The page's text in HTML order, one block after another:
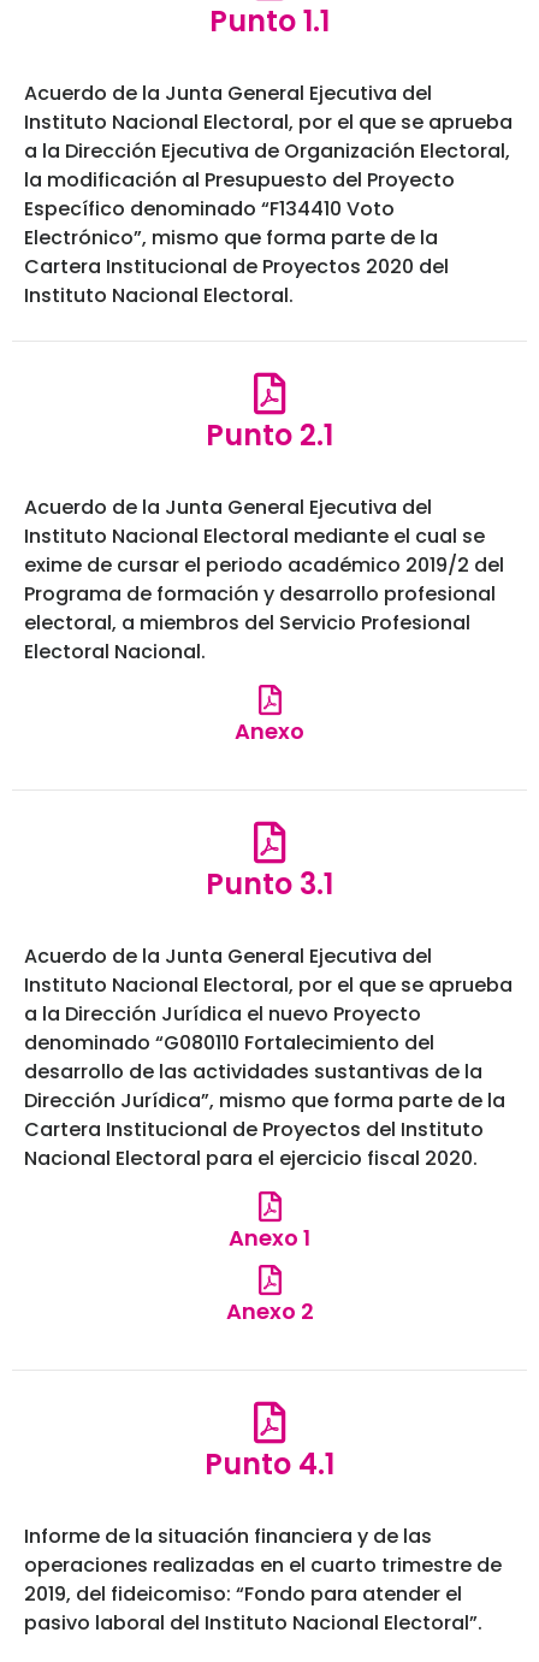
Punto 1.1
Acuerdo de la Junta General Ejecutiva del
Instituto Nacional Electoral, por el que se aprueba
a la Dirección Ejecutiva de Organización Electoral,
la modificación al Presupuesto del Proyecto
Específico denominado “F134410 Voto
Electrónico”, mismo que forma parte de la
Cartera Institucional de Proyectos 2020 del
Instituto Nacional Electoral.
Punto 2.1
Acuerdo de la Junta General Ejecutiva del
Instituto Nacional Electoral mediante el cual se
exime de cursar el periodo académico 2019/2 del
Programa de formación y desarrollo profesional
electoral, a miembros del Servicio Profesional
Electoral Nacional.
Anexo
Punto 3.1
Acuerdo de la Junta General Ejecutiva del
Instituto Nacional Electoral, por el que se aprueba
a la Dirección Jurídica el nuevo Proyecto
denominado “G080110 Fortalecimiento del
desarrollo de las actividades sustantivas de la
Dirección Jurídica”, mismo que forma parte de la
Cartera Institucional de Proyectos del Instituto
Nacional Electoral para el ejercicio fiscal 2020.
Anexo 1
Anexo 2
Punto 4.1
Informe de la situación financiera y de las
operaciones realizadas en el cuarto trimestre de
2019, del fideicomiso: “Fondo para atender el
pasivo laboral del Instituto Nacional Electoral”.